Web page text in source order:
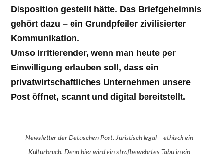
Disposition gestellt hätte. Das Briefgeheimnis
gehört dazu – ein Grundpfeiler zivilisierter
Kommunikation.
Umso irritierender, wenn man heute per
Einwilligung erlauben soll, dass ein
privatwirtschaftliches Unternehmen unsere
Post öffnet, scannt und digital bereitstellt.
Newsletter der Detuschen Post. Juristisch legal – ethisch ein
Kulturbruch. Denn hier wird ein strafbewehrtes Tabu in ein